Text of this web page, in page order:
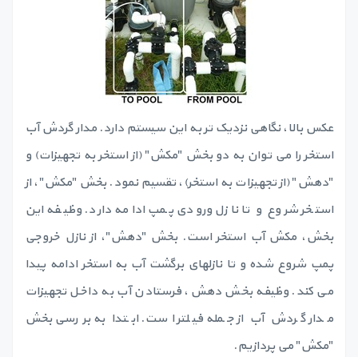
عکس بالا، نگاهی نزدیک تر به این سیستم دارد. مدار گردش آب
استخر را می توان به دو بخش "مکش" (از استخر به تجهیزات) و
"دهش" (از تجهیزات به استخر)، تقسیم نمود. بخش "مکش"، از
استخر شروع و تا نازل ورودی پمپ ادامه دارد. وظیفه این
بخش، مکش آب استخر است. بخش "دهش"، از نازل خروجی
پمپ شروع شده و تا نازلهای برگشت آب به استخر ادامه پیدا
می کند. وظیفه بخش دهش، فرستادن آب به داخل تجهیزات
مدار گردش آب از جمله فیلتر است. ابتدا به بررسی بخش
"مکش" می پردازیم.